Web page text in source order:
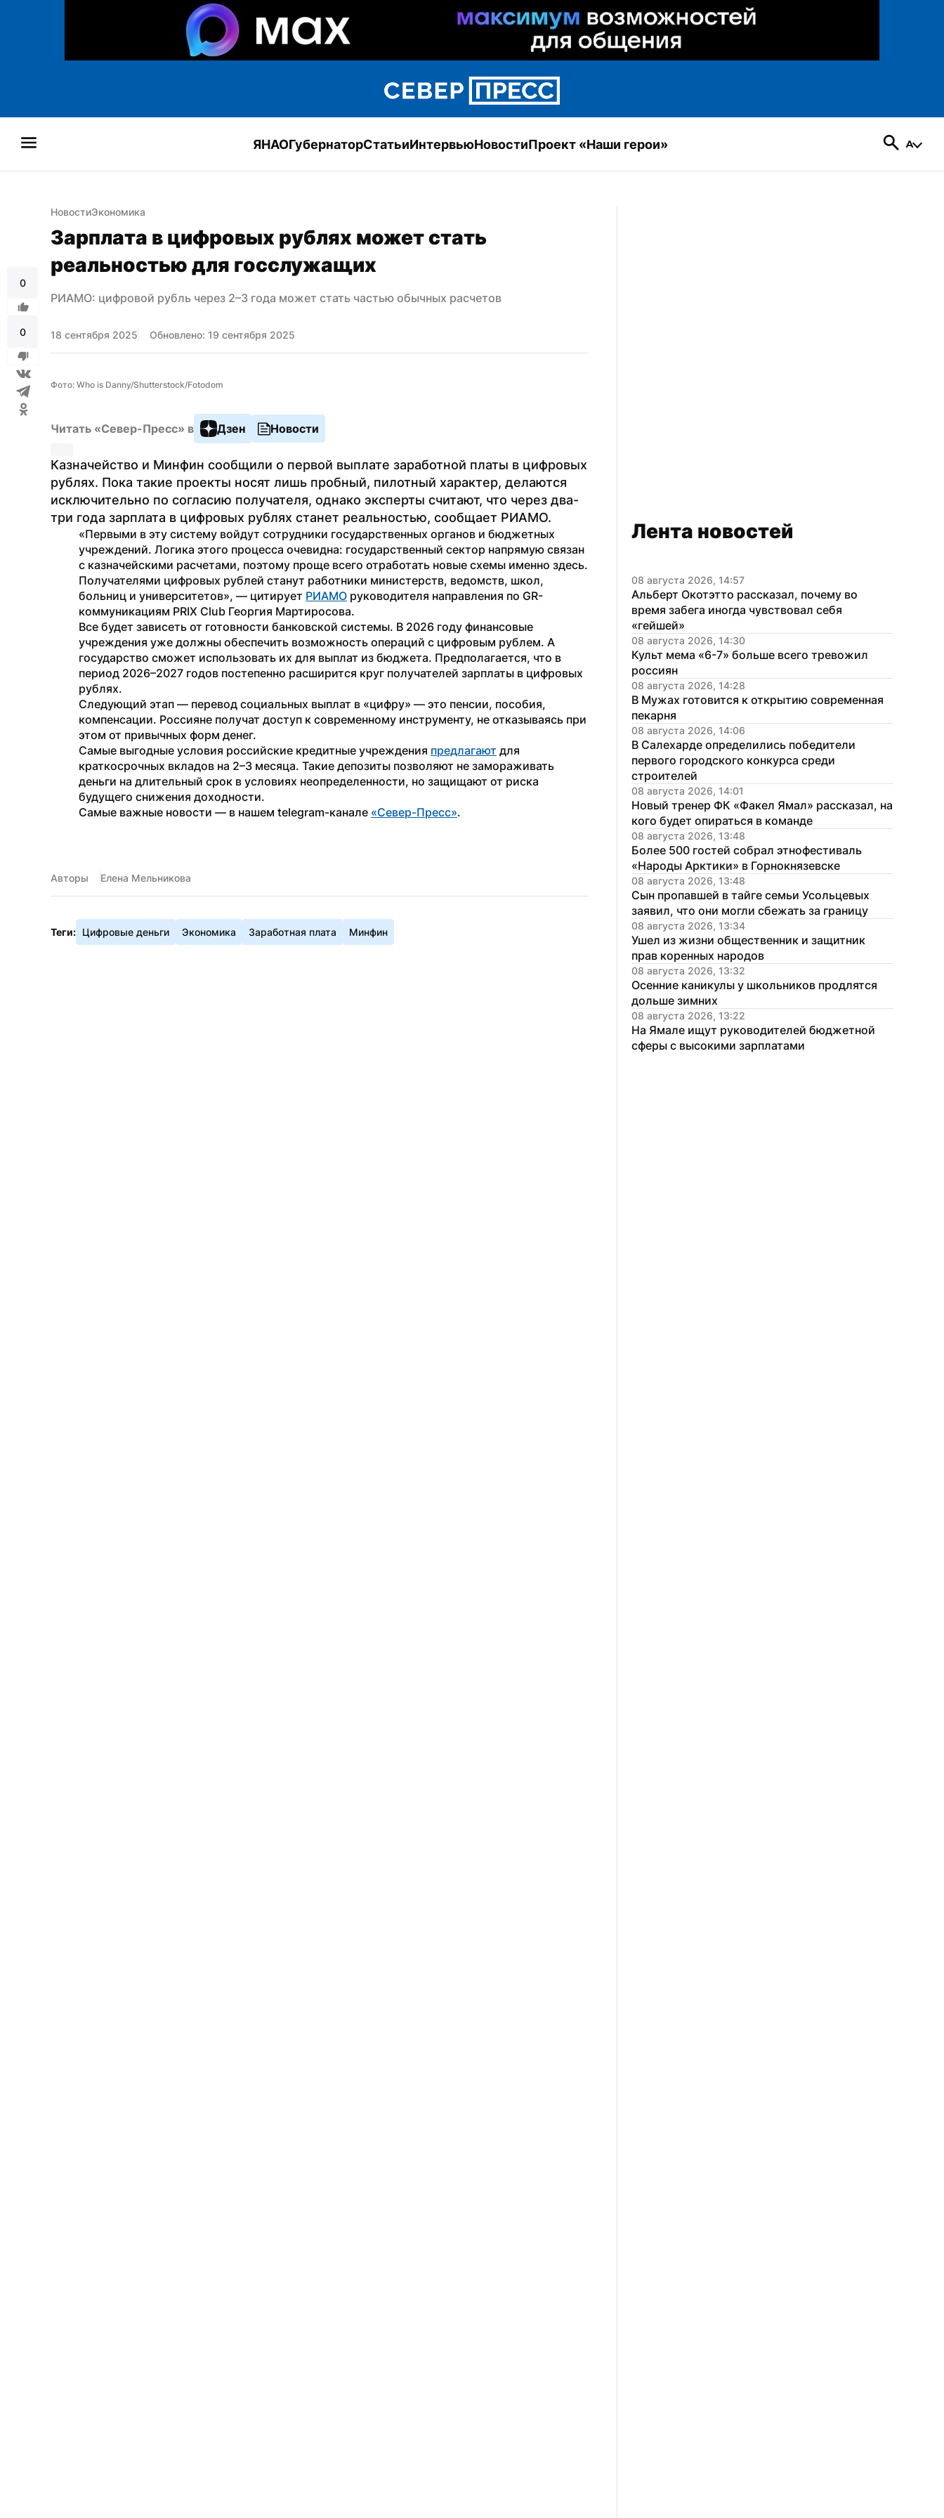
ЯНАОГубернаторСтатьиИнтервьюНовостиПроект «Наши герои»
0
0
НовостиЭкономика
Зарплата в цифровых рублях может стать
реальностью для госслужащих
РИАМО: цифровой рубль через 2–3 года может стать частью обычных расчетов
18 сентября 2025 Обновлено: 19 сентября 2025
Фото: Who is Danny/Shutterstock/Fotodom
Читать «Север-Пресс» в Дзен Новости
Казначейство и Минфин сообщили о первой выплате заработной платы в цифровых
рублях. Пока такие проекты носят лишь пробный, пилотный характер, делаются
исключительно по согласию получателя, однако эксперты считают, что через два-
три года зарплата в цифровых рублях станет реальностью, сообщает РИАМО.
«Первыми в эту систему войдут сотрудники государственных органов и бюджетных
учреждений. Логика этого процесса очевидна: государственный сектор напрямую связан
с казначейскими расчетами, поэтому проще всего отработать новые схемы именно здесь.
Получателями цифровых рублей станут работники министерств, ведомств, школ,
больниц и университетов», — цитирует РИАМО руководителя направления по GR-
коммуникациям PRIX Club Георгия Мартиросова.
Все будет зависеть от готовности банковской системы. В 2026 году финансовые
учреждения уже должны обеспечить возможность операций с цифровым рублем. А
государство сможет использовать их для выплат из бюджета. Предполагается, что в
период 2026–2027 годов постепенно расширится круг получателей зарплаты в цифровых
рублях.
Следующий этап — перевод социальных выплат в «цифру» — это пенсии, пособия,
компенсации. Россияне получат доступ к современному инструменту, не отказываясь при
этом от привычных форм денег.
Самые выгодные условия российские кредитные учреждения предлагают для
краткосрочных вкладов на 2–3 месяца. Такие депозиты позволяют не замораживать
деньги на длительный срок в условиях неопределенности, но защищают от риска
будущего снижения доходности.
Самые важные новости — в нашем telegram-канале «Север-Пресс».
Авторы Елена Мельникова
Теги: Цифровые деньги Экономика Заработная плата Минфин
Лента новостей
08 августа 2026, 14:57
Альберт Окотэтто рассказал, почему во
время забега иногда чувствовал себя
«гейшей»
08 августа 2026, 14:30
Культ мема «6-7» больше всего тревожил
россиян
08 августа 2026, 14:28
В Мужах готовится к открытию современная
пекарня
08 августа 2026, 14:06
В Салехарде определились победители
первого городского конкурса среди
строителей
08 августа 2026, 14:01
Новый тренер ФК «Факел Ямал» рассказал, на
кого будет опираться в команде
08 августа 2026, 13:48
Более 500 гостей собрал этнофестиваль
«Народы Арктики» в Горнокнязевске
08 августа 2026, 13:48
Сын пропавшей в тайге семьи Усольцевых
заявил, что они могли сбежать за границу
08 августа 2026, 13:34
Ушел из жизни общественник и защитник
прав коренных народов
08 августа 2026, 13:32
Осенние каникулы у школьников продлятся
дольше зимних
08 августа 2026, 13:22
На Ямале ищут руководителей бюджетной
сферы с высокими зарплатами